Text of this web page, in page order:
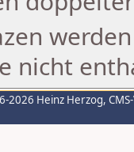
nicht
2026 Heinz Herzog,